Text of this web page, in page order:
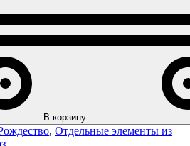
В корзину
, Отдельные элементы из